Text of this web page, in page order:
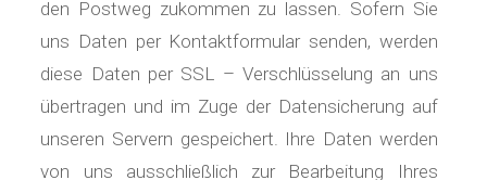
den Postweg zukommen zu lassen. Sofern Sie
uns Daten per Kontaktformular senden, werden
diese Daten per SSL – Verschlüsselung an uns
übertragen und im Zuge der Datensicherung auf
unseren Servern gespeichert. Ihre Daten werden
von uns ausschließlich zur Bearbeitung Ihres